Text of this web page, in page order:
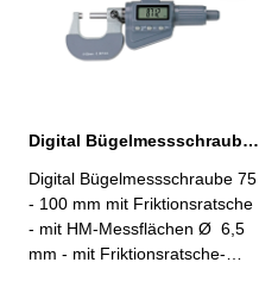
Digital Bügelmessschraube 75 - 100 mm mit Friktionsratsche DIN 862
Digital Bügelmessschraube 75
- 100 mm mit Friktionsratsche
- mit HM-Messflächen Ø 6,5
mm - mit Friktionsratsche-